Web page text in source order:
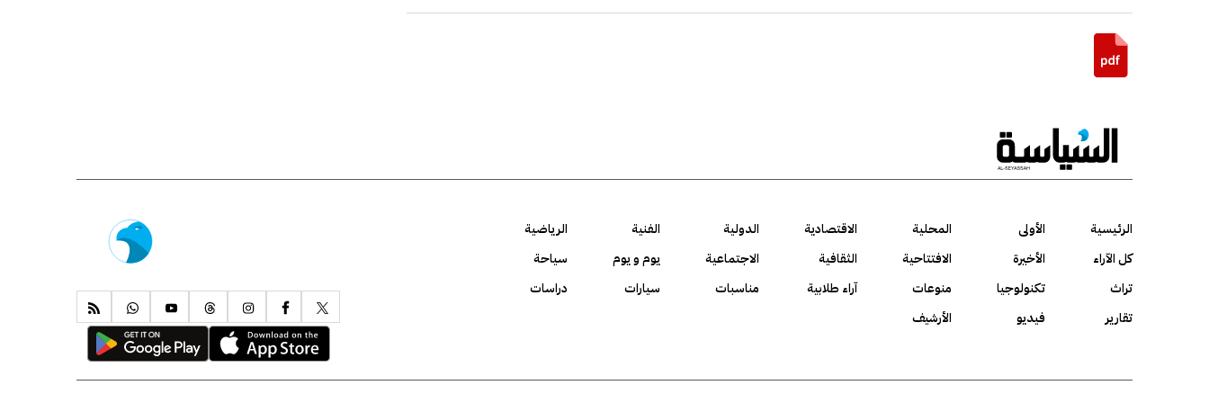
الرئيسية الأولى المحلية الاقتصادية الدولية الفنية
الرياضية
كل الآراء
الأخيرة الافتتاحية الثقافية الاجتماعية يوم و يوم
سياحة
تراث
تكنولوجيا منوعات آراء طلابية مناسبات سيارات
دراسات
تقارير
فيديو الأرشيف